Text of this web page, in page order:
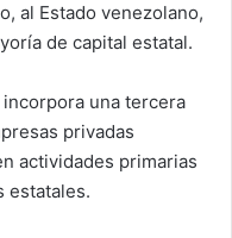
al Estado venezolano,
de capital estatal.
una tercera
privadas
actividades primarias
estatales.